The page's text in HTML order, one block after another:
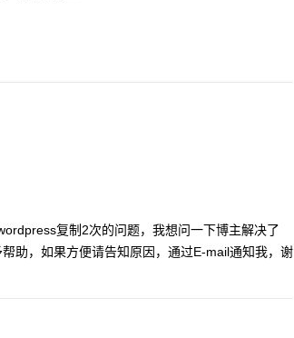
复制2次的问题，我想问一下博主解决了
助，如果方便请告知原因，通过E-mail通知我，谢